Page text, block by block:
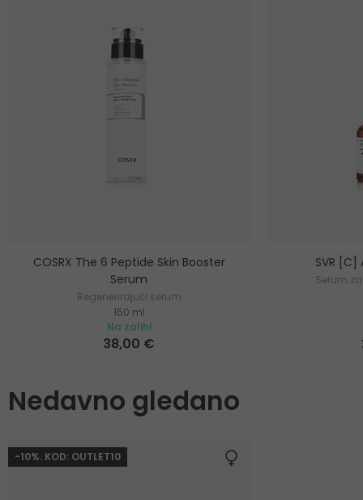
COSRX The 6 Peptide Skin Booster
Serum
Regenerirajući serum
150 ml
Na zalihi
38,00 €
SVR
Serum
Nedavno gledano
-10%. KOD: OUTLET10